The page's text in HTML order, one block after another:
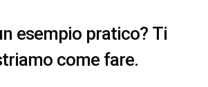
esempio pratico? Ti
come fare.